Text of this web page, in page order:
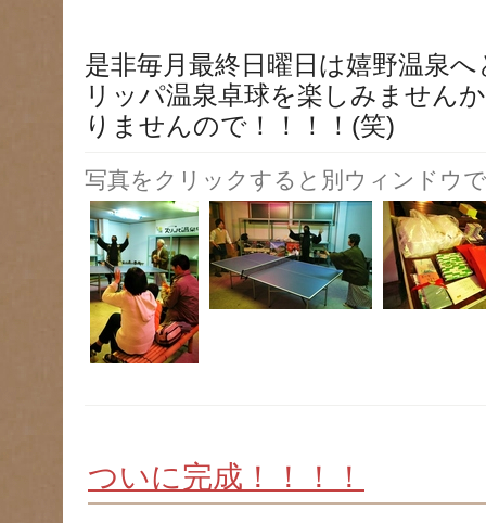
是非毎月最終日曜日は嬉野温泉
リッパ温泉卓球を楽しみません
りませんので！！！！(笑)
写真をクリックすると別ウィンドウ
ついに完成！！！！